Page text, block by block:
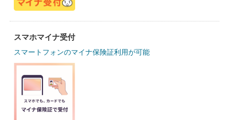
スマホマイナ受付
スマートフォンのマイナ保険証利用が可能